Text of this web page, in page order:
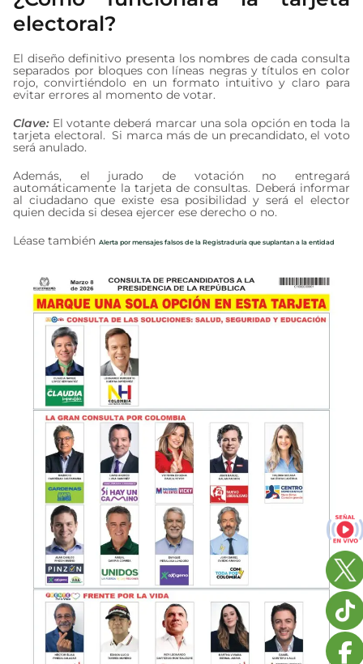
electoral?
El diseño definitivo presenta los nombres de cada consulta
separados por bloques con líneas negras y títulos en color
rojo, convirtiéndolo en un formato intuitivo y claro para
evitar errores al momento de votar.
Clave:El votante deberá marcar una sola opción en toda la
tarjeta electoral. Si marca más de un precandidato, el voto
será anulado.
Además, el jurado de votación no entregará
automáticamente la tarjeta de consultas. Deberá informar
al ciudadano que existe esa posibilidad y será el elector
quien decida si desea ejercer ese derecho o no.
Léase tambiénAlerta por mensajes falsos de la Registraduría que suplantan a la entidad